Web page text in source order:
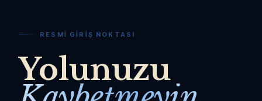
RESMI GIRIŞ NOKTASI
Yolunuzu